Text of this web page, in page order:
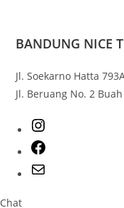
BANDUNG NICE
Jl. Soekarno Hatta
Jl. Beruang No. 2
Chat